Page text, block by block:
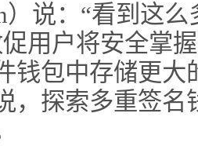
）说：“看到这
用户将安全掌
钱包中存储更
，探索多重签